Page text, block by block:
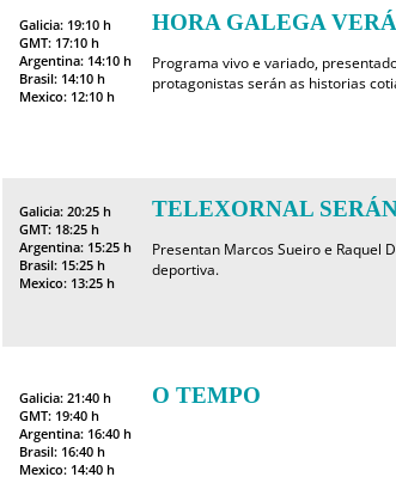
Galicia: 19:10 h
GMT: 17:10 h
Argentina: 14:10 h
Brasil: 14:10 h
Mexico: 12:10 h
HORA GALEGA
Programa vivo e variado,
protagonistas serán as historias
Galicia: 20:25 h
GMT: 18:25 h
Argentina: 15:25 h
Brasil: 15:25 h
Mexico: 13:25 h
TELEXORNAL
Presentan Marcos Sueiro e Raquel
deportiva.
Galicia: 21:40 h
GMT: 19:40 h
Argentina: 16:40 h
Brasil: 16:40 h
Mexico: 14:40 h
O TEMPO